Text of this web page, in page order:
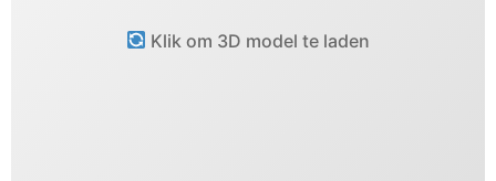
Klik om 3D model te laden